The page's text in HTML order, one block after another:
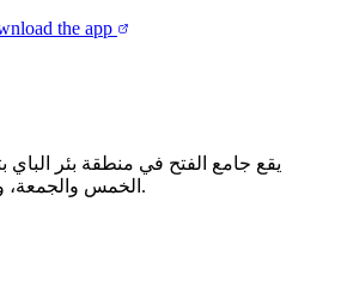
the app
يقع جامع الفتح في منطقة بئر الباي
الخمس والجمعة، ويخدم المصلين في الحي.